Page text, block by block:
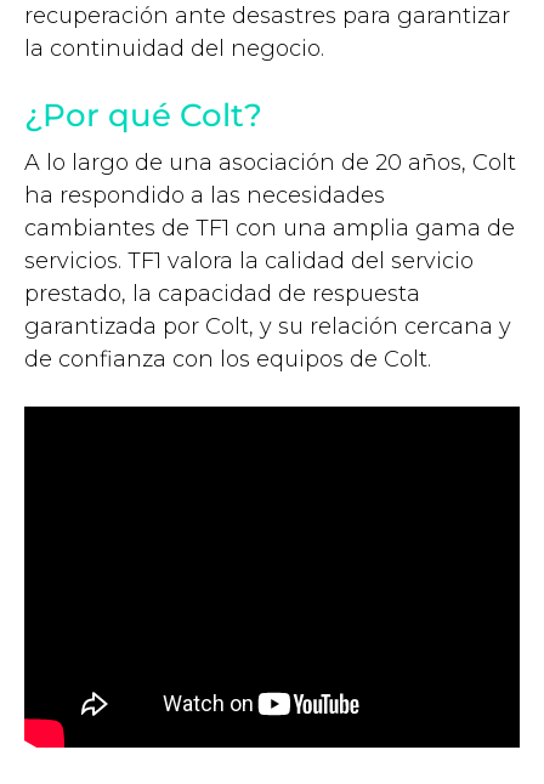
recuperación ante desastres para garantizar
la continuidad del negocio.
¿Por qué Colt?
A lo largo de una asociación de 20 años, Colt
ha respondido a las necesidades
cambiantes de TF1 con una amplia gama de
servicios. TF1 valora la calidad del servicio
prestado, la capacidad de respuesta
garantizada por Colt, y su relación cercana y
de confianza con los equipos de Colt.